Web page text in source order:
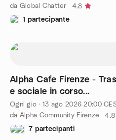
da Global Chatter
4.8
1 partecipante
Alpha Cafe Firenze -
e sociale in corso...
Ogni gio ·13 ago 2026 20:00
da Alpha Community Firenze
4.8
7 partecipanti